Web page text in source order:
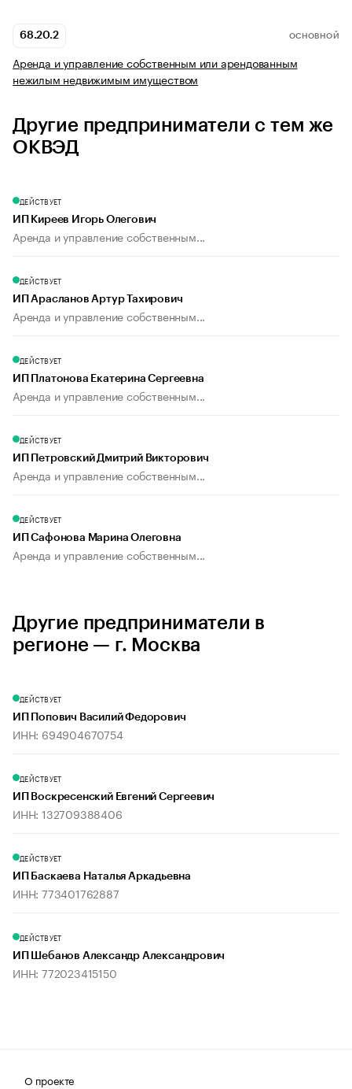
68.20.2 ОСНОВНОЙ
Аренда и управление собственным или арендованным
нежилым недвижимым имуществом
Другие предприниматели с тем же
ОКВЭД
ДЕЙСТВУЕТ
ИП Киреев Игорь Олегович
Аренда и управление собственным...
ДЕЙСТВУЕТ
ИП Арасланов Артур Тахирович
Аренда и управление собственным...
ДЕЙСТВУЕТ
ИП Платонова Екатерина Сергеевна
Аренда и управление собственным...
ДЕЙСТВУЕТ
ИП Петровский Дмитрий Викторович
Аренда и управление собственным...
ДЕЙСТВУЕТ
ИП Сафонова Марина Олеговна
Аренда и управление собственным...
Другие предприниматели в
регионе — г. Москва
ДЕЙСТВУЕТ
ИП Попович Василий Федорович
ИНН: 694904670754
ДЕЙСТВУЕТ
ИП Воскресенский Евгений Сергеевич
ИНН: 132709388406
ДЕЙСТВУЕТ
ИП Баскаева Наталья Аркадьевна
ИНН: 773401762887
ДЕЙСТВУЕТ
ИП Шебанов Александр Александрович
ИНН: 772023415150
О проекте